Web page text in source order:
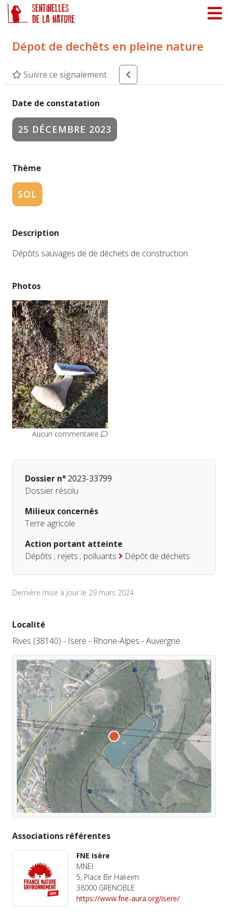
Dépot de dechêts en pleine nature
Suivre ce signalement
Date de constatation
25 DÉCEMBRE 2023
Thème
SOL
Description
Dépôts sauvages de de déchets de construction
Photos
Aucun commentaire
Dossier n° 2023-33799
Dossier résolu
Milieux concernés
Terre agricole
Action portant atteinte
Dépôts ; rejets ; polluants
Dépôt de déchets
Dernière mise à jour le 29 mars 2024
Localité
Rives (38140) - Isere - Rhone-Alpes - Auvergne
Associations référentes
FNE Isère
MNEI
5, Place Bir Hakeim
38000 GRENOBLE
https://www.fne-aura.org/isere/
Panneau de gestion des cookies